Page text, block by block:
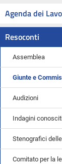
Agenda dei
Resoconti
Assemblea
Giunte e
Audizioni
Indagini
Stenografici
Comitato per la